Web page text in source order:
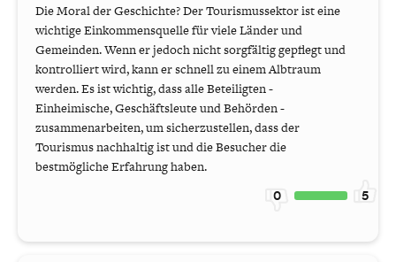
Die Moral der Geschichte? Der Tourismussektor ist eine
wichtige Einkommensquelle für viele Länder und
Gemeinden. Wenn er jedoch nicht sorgfältig gepflegt und
kontrolliert wird, kann er schnell zu einem Albtraum
werden. Es ist wichtig, dass alle Beteiligten -
Einheimische, Geschäftsleute und Behörden -
zusammenarbeiten, um sicherzustellen, dass der
Tourismus nachhaltig ist und die Besucher die
bestmögliche Erfahrung haben.
0 5